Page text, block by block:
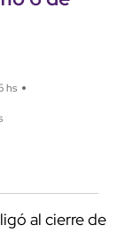
hs
al cierre de